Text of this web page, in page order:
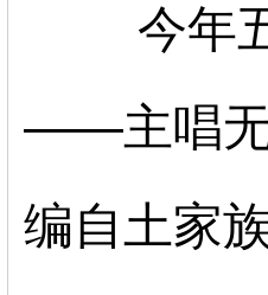
今年
——主唱无
编自土家